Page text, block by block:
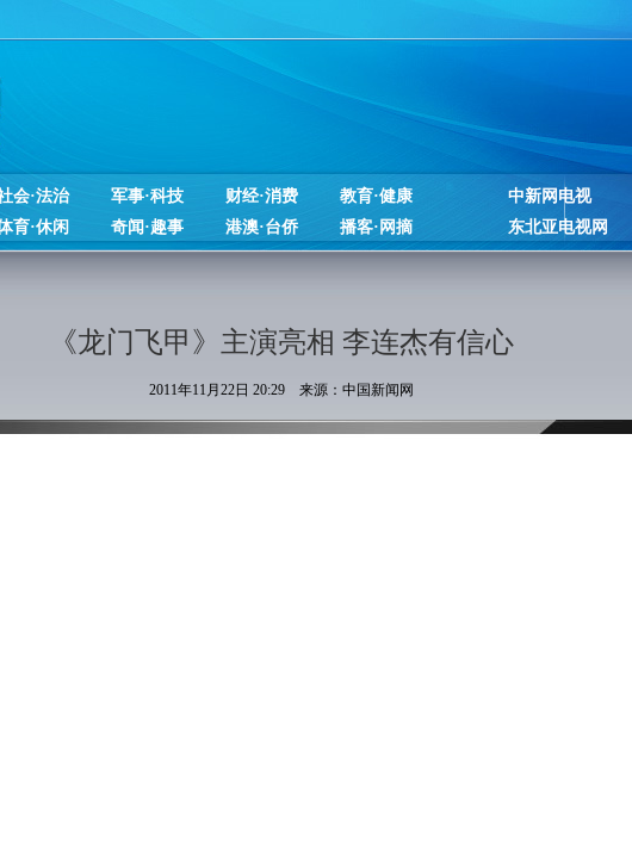
会·法治 军事·科技 财经·消费
教育·健康
育·休闲 奇闻·趣事 港澳·台侨 播客·网摘
中新网电视
东北亚电视网
《龙门飞甲》主演亮相 李连杰有信心
2011年11月22日 20:29 来源：中国新闻网